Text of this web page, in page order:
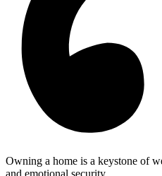
Owning a home is a keystone of